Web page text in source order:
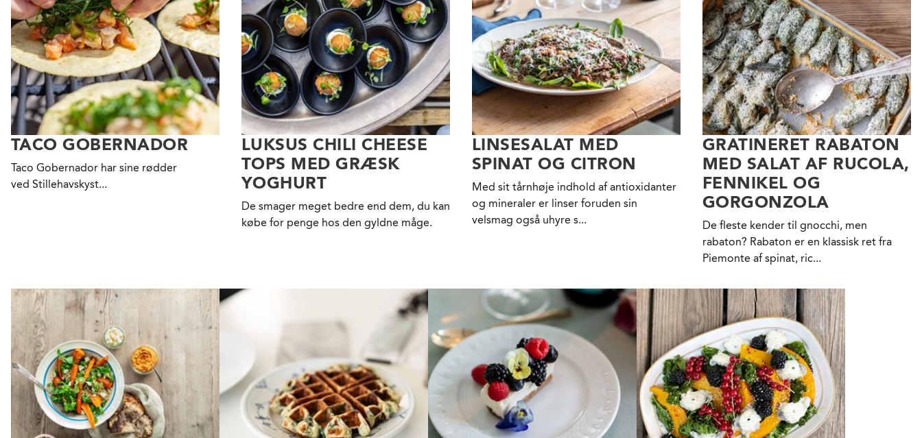
TACO GOBERNADOR
Taco Gobernador har sine rødder
ved Stillehavskyst...
LUKSUS CHILI CHEESE
TOPS MED GRÆSK
YOGHURT
De smager meget bedre end dem, du kan
købe for penge hos den gyldne måge.
LINSESALAT MED
SPINAT OG CITRON
Med sit tårnhøje indhold af antioxidanter
og mineraler er linser foruden sin
velsmag også uhyre s...
GRATINERET RABATON
MED SALAT AF RUCOLA,
FENNIKEL OG
GORGONZOLA
De fleste kender til gnocchi, men
rabaton? Rabaton er en klassisk ret fra
Piemonte af spinat, ric...